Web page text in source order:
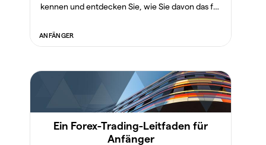
kennen und entdecken Sie, wie Sie davon das für
ANFÄNGER
Ein Forex-Trading-Leitfaden für
Anfänger